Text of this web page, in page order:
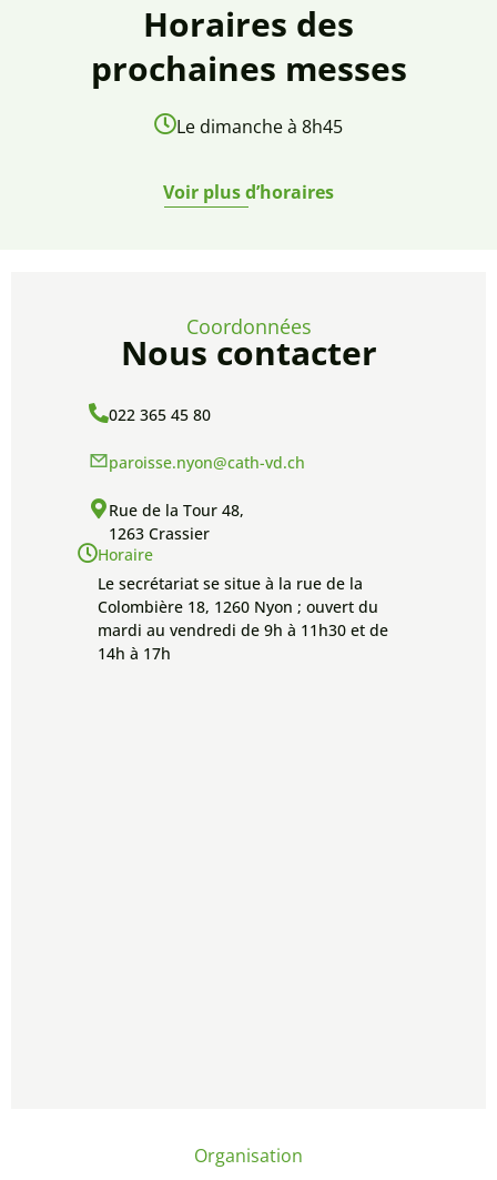
Horaires des
prochaines messes
Le dimanche à 8h45
Voir plus d’horaires
Coordonnées
Nous contacter
022 365 45 80
paroisse.nyon@cath-vd.ch
Rue de la Tour 48,
1263 Crassier
Horaire
Le secrétariat se situe à la rue de la
Colombière 18, 1260 Nyon ; ouvert du
mardi au vendredi de 9h à 11h30 et de
14h à 17h
Organisation